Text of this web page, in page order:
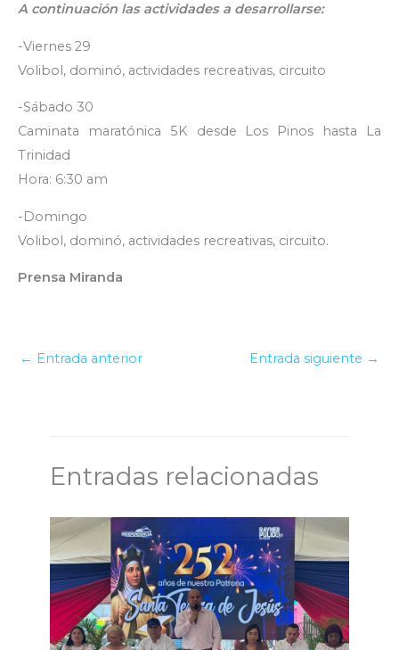
A continuación las actividades a desarrollarse:
-Viernes 29
Volibol, dominó, actividades recreativas, circuito
-Sábado 30
Caminata maratónica 5K desde Los Pinos hasta La
Trinidad
Hora: 6:30 am
-Domingo
Volibol, dominó, actividades recreativas, circuito.
Prensa Miranda
← Entrada anterior Entrada siguiente →
Entradas relacionadas